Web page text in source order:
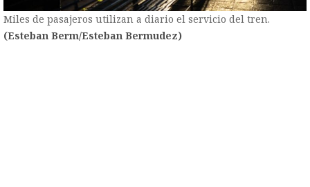
Miles de pasajeros utilizan a diario el servicio del tren.
(Esteban Berm/Esteban Bermudez)